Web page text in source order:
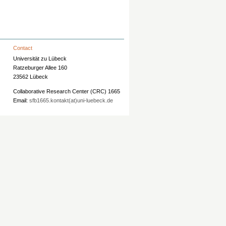
Contact
Universität zu Lübeck
Ratzeburger Allee 160
23562 Lübeck
Collaborative Research Center (CRC) 1665
Email: sfb1665.kontakt(at)uni-luebeck.de